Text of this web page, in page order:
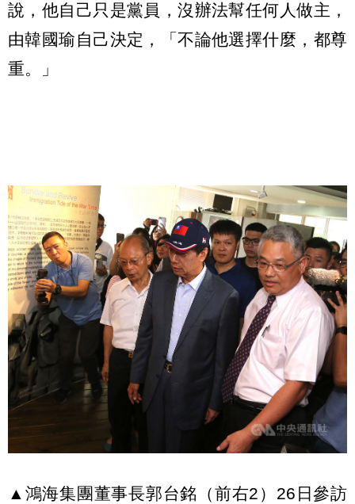
說，他自己只是黨員，沒辦法幫任何人做主，
由韓國瑜自己決定，「不論他選擇什麼，都尊
重。」
▲鴻海集團董事長郭台銘（前右2）26日參訪